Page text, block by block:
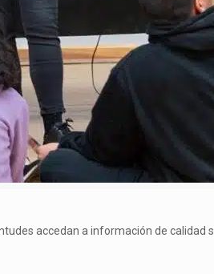
accedan a información de